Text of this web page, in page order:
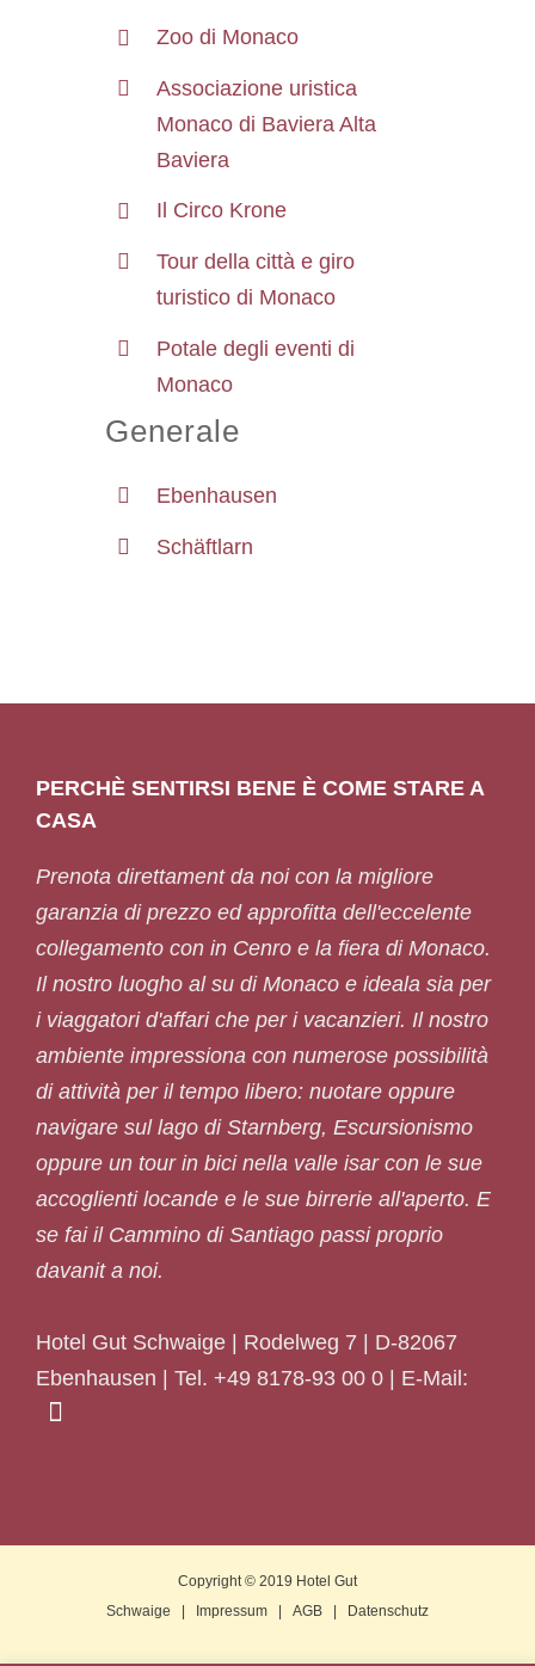
Zoo di Monaco
Associazione uristica
Monaco di Baviera Alta
Baviera
Il Circo Krone
Tour della città e giro
turistico di Monaco
Potale degli eventi di
Monaco
Generale
Ebenhausen
Schäftlarn
PERCHÈ SENTIRSI BENE È COME STARE A
CASA
Prenota direttament da noi con la migliore
garanzia di prezzo ed approfitta dell'eccelente
collegamento con in Cenro e la fiera di Monaco.
Il nostro luogho al su di Monaco e ideala sia per
i viaggatori d'affari che per i vacanzieri. Il nostro
ambiente impressiona con numerose possibilità
di attività per il tempo libero: nuotare oppure
navigare sul lago di Starnberg, Escursionismo
oppure un tour in bici nella valle isar con le sue
accoglienti locande e le sue birrerie all'aperto. E
se fai il Cammino di Santiago passi proprio
davanit a noi.
Hotel Gut Schwaige | Rodelweg 7 | D-82067
Ebenhausen | Tel. +49 8178-93 00 0 | E-Mail:
Copyright © 2019 Hotel Gut
Schwaige | Impressum | AGB | Datenschutz